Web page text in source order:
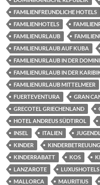
FAMILIENFREUNDLICHE HOTELS
FAMILIENHOTELS
FAMILIENURLAUB
FAMILIENURLAUB AUF KUBA
FAMILIENURLAUB IN DER
FAMILIENURLAUB IN DER
FAMILIENURLAUB MITTELMEER
FUERTEVENTURA
GRAN
GRECOTEL GRIECHENLAND
HOTEL ANDREUS SÜDTIROL
INSEL
ITALIEN
KINDER
KINDERBETREUUNG
KINDERRABATT
KOS
LANZAROTE
MALLORCA
MAURITIUS